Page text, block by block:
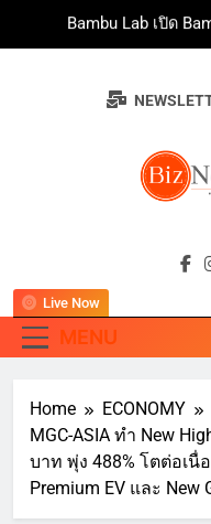
Bambu Lab เปิด
29 ปี “มูฟไปให้ไกล
ธุรกิจท่องเที่ยว
“อนาคตของลูก” เริ่มต้น
เปิดมุมมองใหม่สู่การศึ
Community แห่
Supersports ก้าวสู่ปีที่
"ครอบ
MENU
Live Now
Home ECONOMY
MGC-ASIA ทำ New
บาท พุ่ง 488% โตต่อเ
Premium EV และ New